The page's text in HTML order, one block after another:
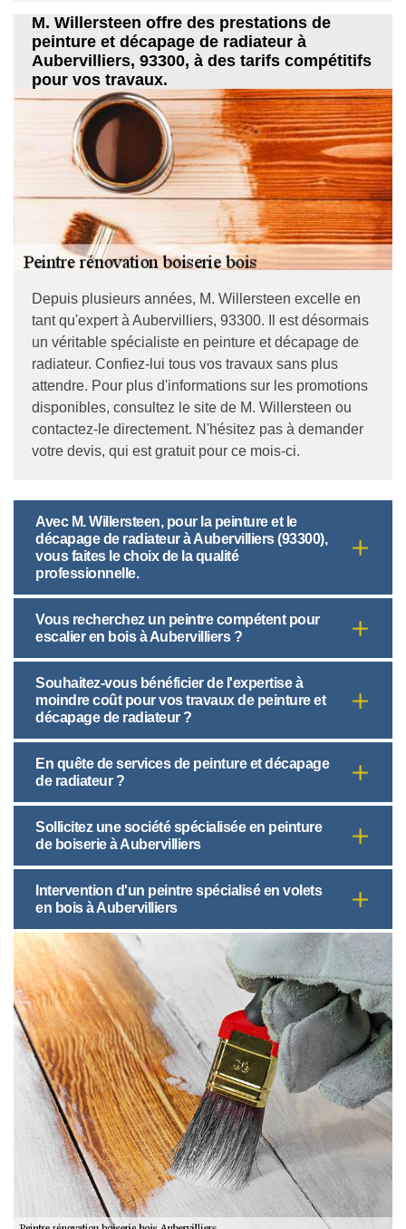
M. Willersteen offre des prestations de
peinture et décapage de radiateur à
Aubervilliers, 93300, à des tarifs compétitifs
pour vos travaux.
Depuis plusieurs années, M. Willersteen excelle en
tant qu'expert à Aubervilliers, 93300. Il est désormais
un véritable spécialiste en peinture et décapage de
radiateur. Confiez-lui tous vos travaux sans plus
attendre. Pour plus d'informations sur les promotions
disponibles, consultez le site de M. Willersteen ou
contactez-le directement. N'hésitez pas à demander
votre devis, qui est gratuit pour ce mois-ci.
Avec M. Willersteen, pour la peinture et le
décapage de radiateur à Aubervilliers (93300),
vous faites le choix de la qualité
professionnelle.
Vous recherchez un peintre compétent pour
escalier en bois à Aubervilliers ?
Souhaitez-vous bénéficier de l'expertise à
moindre coût pour vos travaux de peinture et
décapage de radiateur ?
En quête de services de peinture et décapage
de radiateur ?
Sollicitez une société spécialisée en peinture
de boiserie à Aubervilliers
Intervention d'un peintre spécialisé en volets
en bois à Aubervilliers